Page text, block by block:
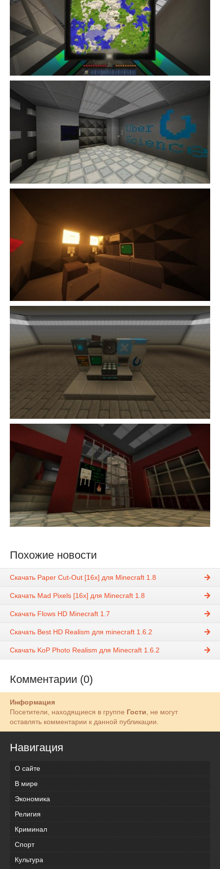
Похожие новости
Скачать Paper Cut-Out [16x] для Minecraft 1.8
Скачать Mad Pixels [16x] для Minecraft 1.8
Скачать Flows HD Minecraft 1.7
Скачать Best HD Realism для minecraft 1.6.2
Скачать KoP Photo Realism для Minecraft 1.6.2
Комментарии (0)
Информация
Посетители, находящиеся в группе Гости, не могут
оставлять комментарии к данной публикации.
Навигация
О сайте
В мире
Экономика
Религия
Криминал
Спорт
Культура